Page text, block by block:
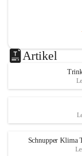
Artikel
Schnupper Klima